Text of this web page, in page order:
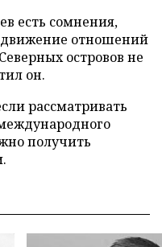
есть сомнения,
отношений
островов не
он.
рассматривать
получить